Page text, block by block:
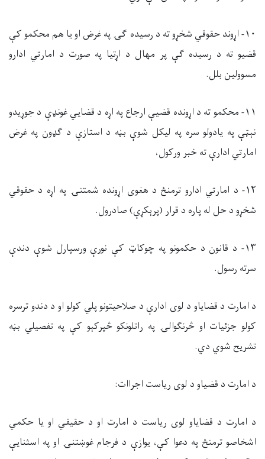
۱۰- اړوند حقوقي شخړو ته د رسیده ګۍ په غرض او یا هم محکمو کې
قضیو ته د رسیده ګې پر مهال د اړتیا په صورت د امارتي ادارو
مسوولین بلل.
۱۱- محکمو ته د اړونده قضیې ارجاع په اړه د قضایي غونډې د جوړیدو
نېټې په یادولو سره په لیکل شوې بڼه د استازې د ګډون په غرض
امارتي ادارې ته خبر ورکول،
۱۲- د امارتي ادارو ترمنځ د هغوی اړونده شمتنۍ په اړه د حقوقي
شخړو د حل له پاره د قرار (پرېکړې) صادرول.
۱۳- د قانون د حکمونو په چوکاټ کې نورې ورسپارل شوې دندې
سرته رسول.
د امارت د قضایاو د لوی ادارې د صلاحیتونو پلي کولو او د دندو ترسره
کولو جزئیات او څرنګوالۍ په راتلونکو څپرکېو کې په تفصیلي بڼه
تشریح شوي دي.
د امارت د قضیاو د لوی ریاست اجراات:
د امارت د قضایاو لوی ریاست د امارت او د حقیقي او یا حکمي
اشخاصو ترمنځ په دعوا کې، یوازې د فرجام غوښتنۍ او په اسثنايې